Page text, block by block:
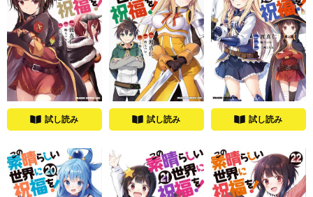
試し読み 試し読み 試し読み